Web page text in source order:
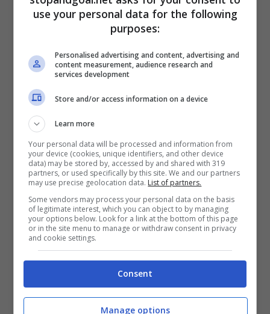
il direttore spagnolo ha messo sott’occhio molti
giovani milanisti
, cercando di tagliare le
grande prospettiva.
Milan: c’è anche Adli tra gli obiettivi del Betis (Ansa) –
stopandgoal.net
Yacine Adli(non ancora incluso completamente
use your personal data for the following
purposes:
Personalised advertising and content, advertising and
content measurement, audience research and
services development
Store and/or access information on a device
Learn more
Your personal data will be processed and information from
your device (cookies, unique identifiers, and other device
data) may be stored by, accessed by and shared with 319
partners, or used specifically by this site. We and our partners
may use precise geolocation data. List of partners.
Some vendors may process your personal data on the basis
of legitimate interest, which you can object to by managing
your options below. Look for a link at the bottom of this page
or in the site menu to manage or withdraw consent in privacy
and cookie settings.
Consent
Manage options